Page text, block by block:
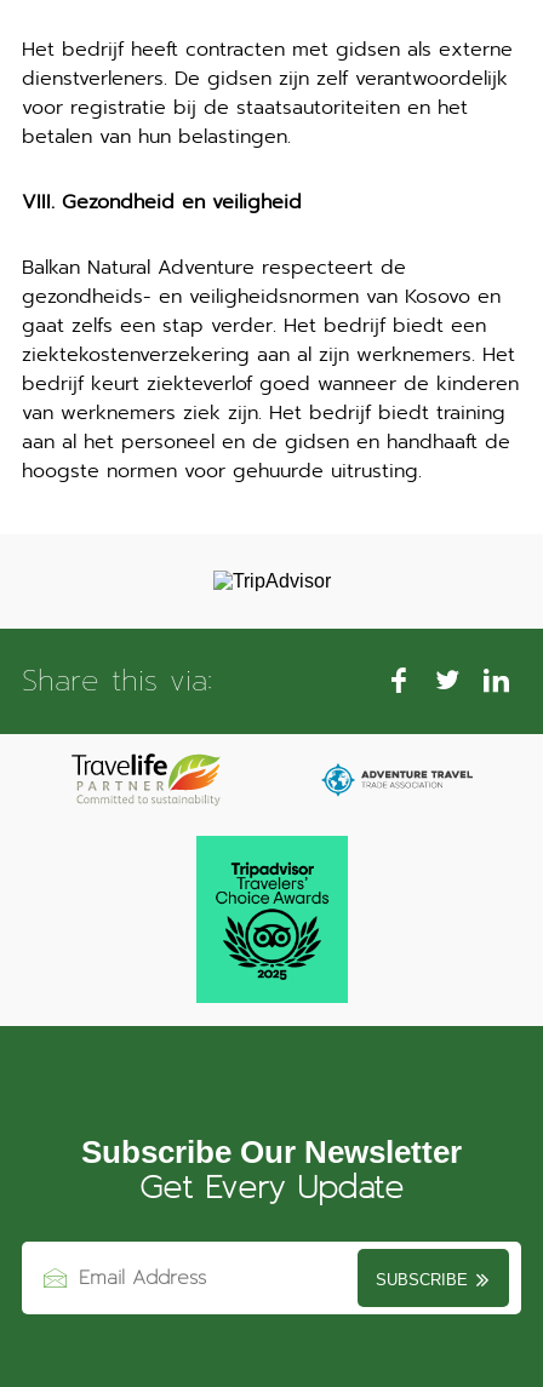
Het bedrijf heeft contracten met gidsen als externe
dienstverleners. De gidsen zijn zelf verantwoordelijk
voor registratie bij de staatsautoriteiten en het
betalen van hun belastingen.
VIII. Gezondheid en veiligheid
Balkan Natural Adventure respecteert de
gezondheids- en veiligheidsnormen van Kosovo en
gaat zelfs een stap verder. Het bedrijf biedt een
ziektekostenverzekering aan al zijn werknemers. Het
bedrijf keurt ziekteverlof goed wanneer de kinderen
van werknemers ziek zijn. Het bedrijf biedt training
aan al het personeel en de gidsen en handhaaft de
hoogste normen voor gehuurde uitrusting.
Share this via:
Subscribe Our Newsletter
Get Every Update
SUBSCRIBE